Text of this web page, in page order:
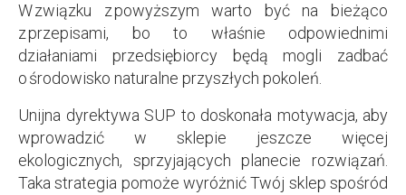
W związku z powyższym warto być na bieżąco
z przepisami, bo to właśnie odpowiednimi
działaniami przedsiębiorcy będą mogli zadbać
o środowisko naturalne przyszłych pokoleń.
Unijna dyrektywa SUP to doskonała motywacja, aby
wprowadzić w sklepie jeszcze więcej
ekologicznych, sprzyjających planecie rozwiązań.
Taka strategia pomoże wyróżnić Twój sklep spośród